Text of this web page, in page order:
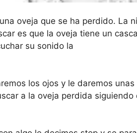
oveja que se ha perdido. La
es que la oveja tiene un
su sonido la
los ojos y le daremos
a la oveja perdida siguiendo